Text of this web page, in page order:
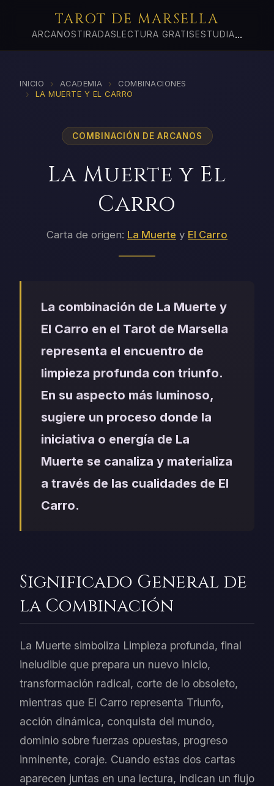
TAROT DE MARSELLA
ARCANOSTIRADAS LECTURA GRATIS ESTUDIA...
INICIO › ACADEMIA › COMBINACIONES
› LA MUERTE Y EL CARRO
COMBINACIÓN DE ARCANOS
La Muerte y El
Carro
Carta de origen: La Muerte y El Carro
La combinación de La Muerte y
El Carro en el Tarot de Marsella
representa el encuentro de
limpieza profunda con triunfo.
En su aspecto más luminoso,
sugiere un proceso donde la
iniciativa o energía de La
Muerte se canaliza y materializa
a través de las cualidades de El
Carro.
Significado General de
la Combinación
La Muerte simboliza Limpieza profunda, final
ineludible que prepara un nuevo inicio,
transformación radical, corte de lo obsoleto,
mientras que El Carro representa Triunfo,
acción dinámica, conquista del mundo,
dominio sobre fuerzas opuestas, progreso
inminente, coraje. Cuando estas dos cartas
aparecen juntas en una lectura, indican un flujo